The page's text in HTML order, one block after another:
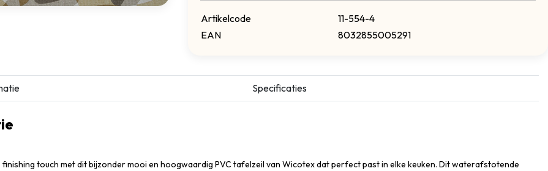
Artikelcode
11-554-4
EAN
8032855005291
Specificaties
touch met dit bijzonder mooi en hoogwaardig PVC tafelzeil van Wicotex dat perfect past in elke keuken. Dit waterafstotende